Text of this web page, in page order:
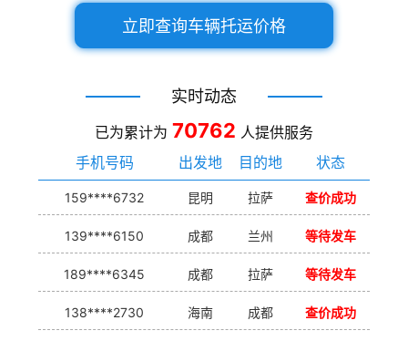
立即查询车辆托运价格
实时动态
已为累计为 70762 人提供服务
手机号码
出发地 目的地 状态
159****6732 昆明 拉萨 查价成功
139****6150 成都 兰州 等待发车
189****6345 成都 拉萨 等待发车
138****2730 海南 成都 查价成功